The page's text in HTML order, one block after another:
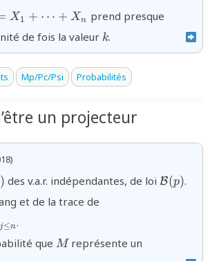
X 1 + ⋯ + Xn prend presque
de fois la valeur {k}
k.
Mp/Pc/Psi Probabilités
un projecteur
) des v.a.r. indépendantes, de loi
(p)}
B(p).
et de la trace de
j≤n.
que {M}
Mreprésente un